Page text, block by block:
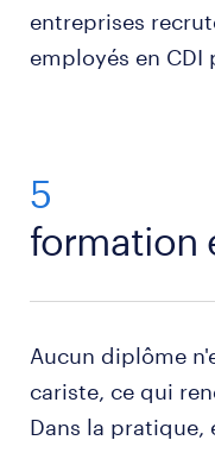
poste en
entreprises
employés en CDI
5
formation
Aucun diplôme
cariste, ce qui
Dans la pratique,